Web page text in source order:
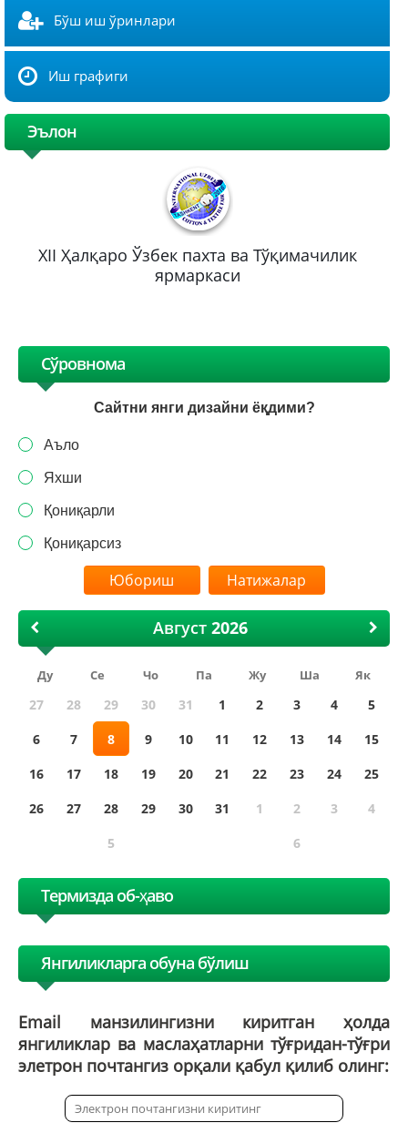
Бўш иш ўринлари
Иш графиги
Эълон
XII Ҳалқаро Ўзбек пахта ва Тўқимачилик
ярмаркаси
Сўровнома
Сайтни янги дизайни ёқдими?
Аъло
Яхши
Қониқарли
Қониқарсиз
Натижалар
Август
Ду Се Чо Па Жу Ша Як
27 28 29 30 31 1 2 3 4
5
6
7 8 9 10 11 12 13 14
15
16
17 18 19 20 21 22 23 24
25
26
27 28 29 30 31 1 2 3
4
5
6
Термизда об-ҳаво
Янгиликларга обуна бўлиш
Email манзилингизни киритган ҳолда
янгиликлар ва маслаҳатларни тўғридан-тўғри
элетрон почтангиз орқали қабул қилиб олинг: